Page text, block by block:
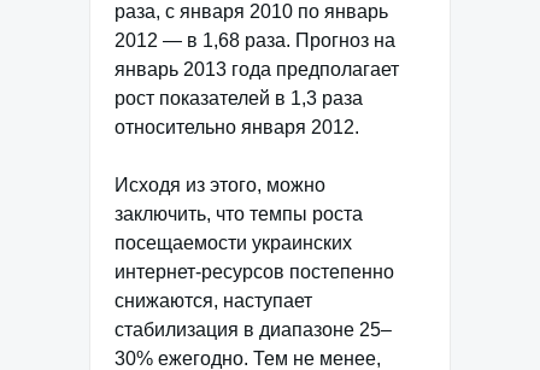
раза, с января 2010 по январь
2012 — в 1,68 раза. Прогноз на
январь 2013 года предполагает
рост показателей в 1,3 раза
относительно января 2012.
Исходя из этого, можно
заключить, что темпы роста
посещаемости украинских
интернет-ресурсов постепенно
снижаются, наступает
стабилизация в диапазоне 25–
30% ежегодно. Тем не менее,